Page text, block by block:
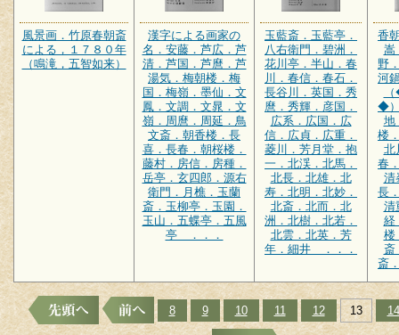
風景画．竹原春朝斎
による，１７８０年
（鳴滝，五智如来）
漢字による画家の
名．安藤．芦広．芦
清．芦国．芦麿．芦
湯気．梅朝楼．梅
国．梅嶺．墨仙．文
鳳．文調．文晁．文
嶺．周麿．周延．鳥
文斎．朝香楼．長
喜．長春．朝桜楼．
藤村．房信．房種．
岳亭．玄四郎．源右
衛門．月樵．玉蘭
斎．玉柳亭．玉園．
玉山．五蝶亭．五風
亭 ．．．
玉藍斎．玉藍亭．
八右衛門．碧洲．
花川亭．半山．春
川．春信．春石．
長谷川．英国．秀
麿．秀輝．彦国．
広系．広国．広
信．広貞．広重．
菱川．芳月堂．抱
一．北渓．北馬．
北長．北雄．北
寿．北明．北妙．
北斎．北而．北
洲．北樹．北若．
北雲．北英．芳
年．細井 ．．．
香
嵩
野
河
◆）
地
楼
北
春
清
長
清
経
楼
斎
斎
8 9 10 11 12 13 14